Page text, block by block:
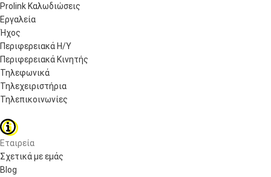
Prolink Καλωδιώσεις
Εργαλεία
Ήχος
Περιφερειακά Η/Υ
Περιφερειακά Κινητής
Τηλεφωνικά
Τηλεχειριστήρια
Τηλεπικοινωνίες
Εταιρεία
Σχετικά με εμάς
Blog